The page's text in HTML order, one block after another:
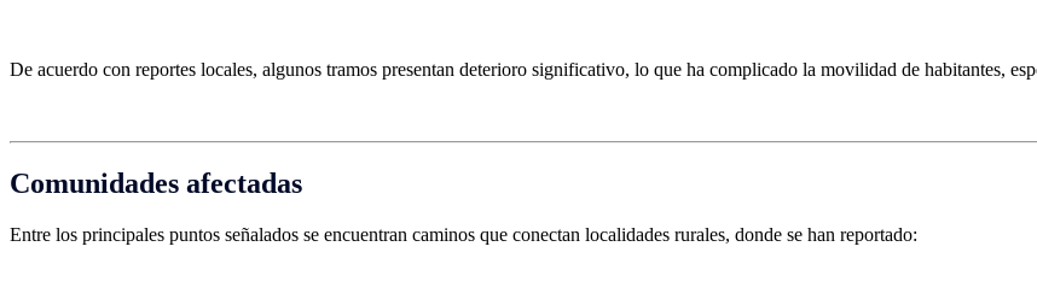
De acuerdo con reportes locales, algunos tramos presentan deterioro significativo, lo que ha complicado la movilidad de habitantes,
Comunidades afectadas
Entre los principales puntos señalados se encuentran caminos que conectan localidades rurales, donde se han reportado: